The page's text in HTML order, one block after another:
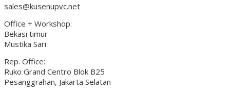
sales@kusenupvc.net
Office + Workshop:
Bekasi timur
Mustika Sari
Rep. Office:
Ruko Grand Centro Blok B25
Pesanggrahan, Jakarta Selatan